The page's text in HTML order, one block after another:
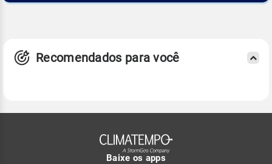
Recomendados para você
Baixe os apps